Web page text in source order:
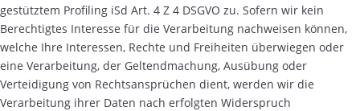
gestütztem Profiling iSd Art. 4 Z 4 DSGVO zu. Sofern wir kein
Berechtigtes Interesse für die Verarbeitung nachweisen können,
welche Ihre Interessen, Rechte und Freiheiten überwiegen oder
eine Verarbeitung, der Geltendmachung, Ausübung oder
Verteidigung von Rechtsansprüchen dient, werden wir die
Verarbeitung ihrer Daten nach erfolgten Widerspruch